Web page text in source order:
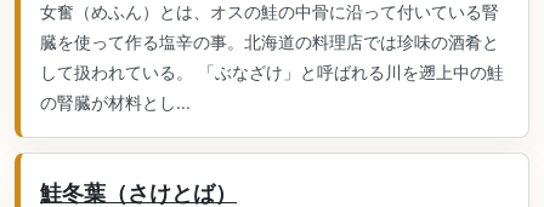
女奮（めふん）とは、オスの鮭の中骨に沿って付いている腎
臓を使って作る塩辛の事。北海道の料理店では珍味の酒肴と
して扱われている。 「ぶなざけ」と呼ばれる川を遡上中の鮭
の腎臓が材料とし...
鮭冬葉（さけとば）